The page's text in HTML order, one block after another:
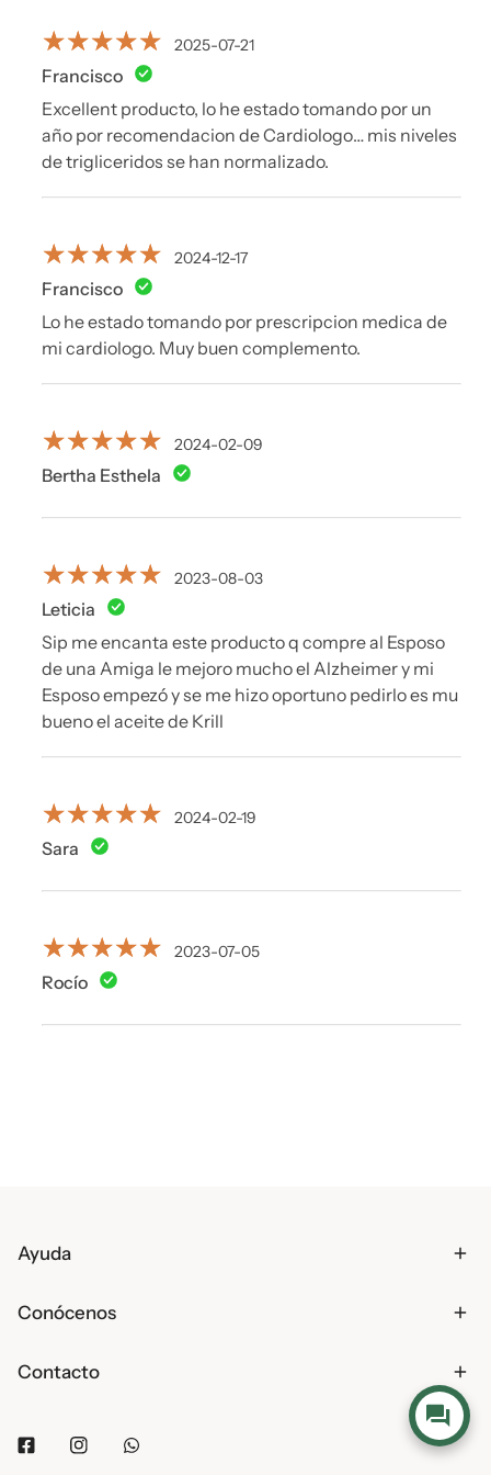
No suministrar a niños menores de 7 años.
EL CONSUMO DE ESTE PRODUCTO ES
RESPONSABILIDAD DE QUIEN LO RECOMIENDA Y DE
2025-07-21
Francisco
Excellent producto, lo he estado tomando por un
año por recomendacion de Cardiologo… mis niveles
de trigliceridos se han normalizado.
2024-12-17
Francisco
Lo he estado tomando por prescripcion medica de
mi cardiologo. Muy buen complemento.
2024-02-09
Bertha Esthela
2023-08-03
Leticia
Sip me encanta este producto q compre al Esposo
de una Amiga le mejoro mucho el Alzheimer y mi
Esposo empezó y se me hizo oportuno pedirlo es mu
bueno el aceite de Krill
2024-02-19
Sara
2023-07-05
Rocío
Ayuda
Conócenos
Contacto
FacebookInstagram